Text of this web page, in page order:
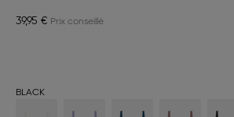
39,95 €
BLACK